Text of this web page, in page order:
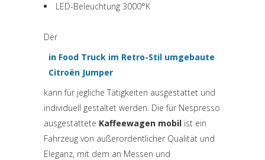
LED-Beleuchtung 3000°K
Der
in Food Truck im Retro-Stil umgebaute
Citroën Jumper
kann für jegliche Tätigkeiten ausgestattet und
individuell gestaltet werden. Die für Nespresso
ausgestattete Kaffeewagen mobil ist ein
Fahrzeug von außerordentlicher Qualität und
Eleganz, mit dem an Messen und